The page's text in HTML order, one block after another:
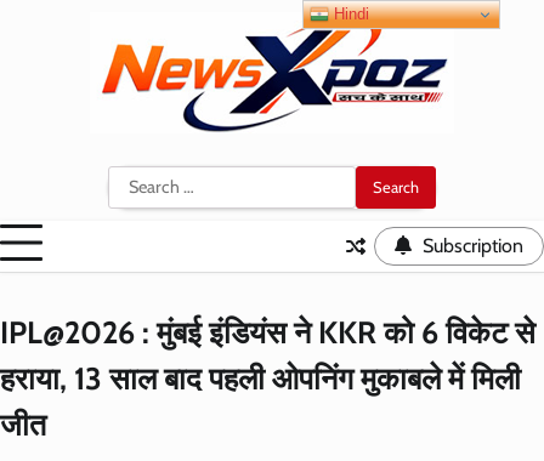
Search
for:
Subscription
IPL@2026 : मुंबई इंडियंस ने KKR को 6 विकेट से
हराया, 13 साल बाद पहली ओपनिंग मुकाबले में मिली
जीत
Hindi